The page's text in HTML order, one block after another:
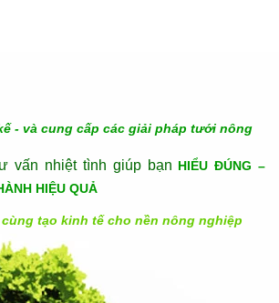
- và cung cấp các giải pháp tưới nông
vấn nhiệt tình giúp bạn HIỂU ĐÚNG –
HIỆU QUẢ
tạo kinh tế cho nền nông nghiệp